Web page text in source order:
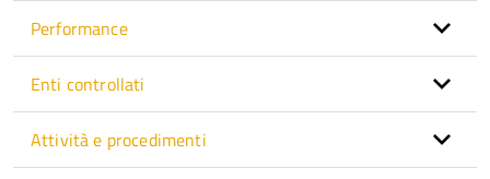
Performance
Enti controllati
Attività e procedimenti